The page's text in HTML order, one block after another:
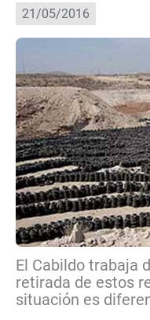
21/05/2016
El Cabildo trabaja
retirada de estos
situación es